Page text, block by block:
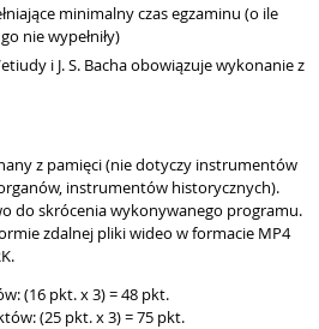
minimalny czas egzaminu (o ile
nie wypełniły)
i J. S. Bacha obowiązuje wykonanie z
z pamięci (nie dotyczy instrumentów
instrumentów historycznych).
do skrócenia wykonywanego programu.
zdalnej pliki wideo w formacie MP4
(16 pkt. x 3) = 48 pkt.
(25 pkt. x 3) = 75 pkt.